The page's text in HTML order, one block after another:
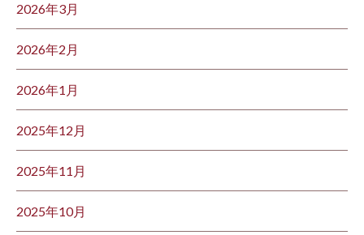
2026年3月
2026年2月
2026年1月
2025年12月
2025年11月
2025年10月